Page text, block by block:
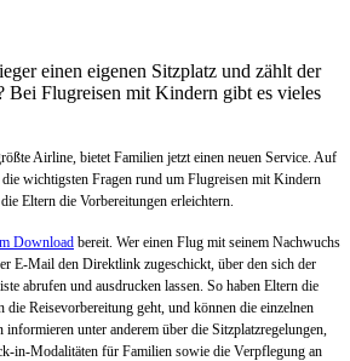
einen eigenen Sitzplatz und zählt der
Bei Flugreisen mit Kindern gibt es vieles
Airline, bietet Familien jetzt einen neuen Service. Auf
die wichtigsten Fragen rund um Flugreisen mit Kindern
Eltern die Vorbereitungen erleichtern.
Download bereit. Wer einen Flug mit seinem Nachwuchs
E-Mail den Direktlink zugeschickt, über den sich der
abrufen und ausdrucken lassen. So haben Eltern die
die Reisevorbereitung geht, und können die einzelnen
unter anderem über die Sitzplatzregelungen,
in-Modalitäten für Familien sowie die Verpflegung an